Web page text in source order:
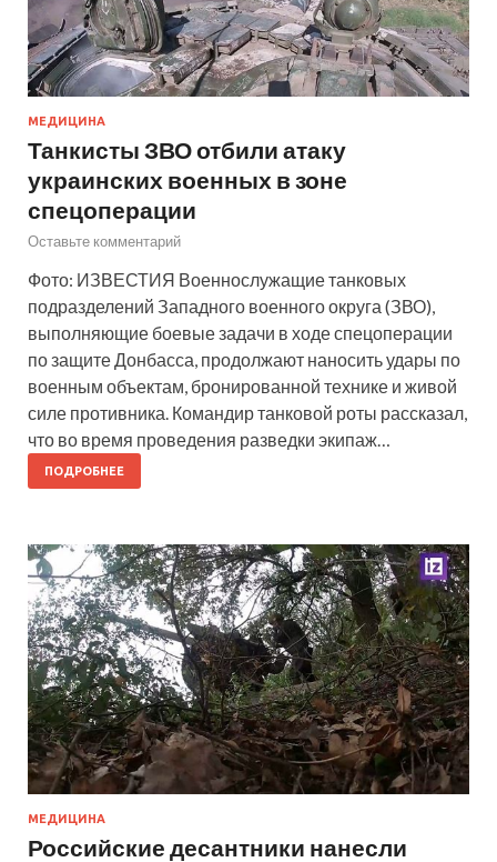
МЕДИЦИНА
Танкисты ЗВО отбили атаку
украинских военных в зоне
спецоперации
Оставьте комментарий
Фото: ИЗВЕСТИЯ Военнослужащие танковых
подразделений Западного военного округа (ЗВО),
выполняющие боевые задачи в ходе спецоперации
по защите Донбасса, продолжают наносить удары по
военным объектам, бронированной технике и живой
силе противника. Командир танковой роты рассказал,
что во время проведения разведки экипаж…
ПОДРОБНЕЕ
МЕДИЦИНА
Российские десантники нанесли